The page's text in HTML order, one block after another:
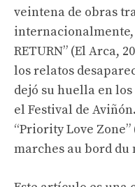
veintena de obras
internacionalmente,
RETURN” (El Arca,
los relatos
dejó su huella en
el Festival de
“Priority Love Zone”
marches au bord du